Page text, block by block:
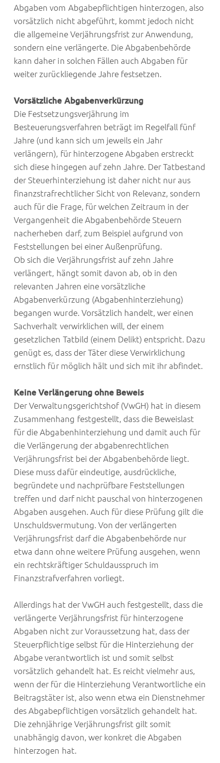
Abgaben vom Abgabepflichtigen hinterzogen, also
vorsätzlich nicht abgeführt, kommt jedoch nicht
die allgemeine Verjährungsfrist zur Anwendung,
sondern eine verlängerte. Die Abgabenbehörde
kann daher in solchen Fällen auch Abgaben für
weiter zurückliegende Jahre festsetzen.
Vorsätzliche Abgabenverkürzung
Die Festsetzungsverjährung im
Besteuerungsverfahren beträgt im Regelfall fünf
Jahre (und kann sich um jeweils ein Jahr
verlängern), für hinterzogene Abgaben erstreckt
sich diese hingegen auf zehn Jahre. Der Tatbestand
der Steuerhinterziehung ist daher nicht nur aus
finanzstrafrechtlicher Sicht von Relevanz, sondern
auch für die Frage, für welchen Zeitraum in der
Vergangenheit die Abgabenbehörde Steuern
nacherheben darf, zum Beispiel aufgrund von
Feststellungen bei einer Außenprüfung.
Ob sich die Verjährungsfrist auf zehn Jahre
verlängert, hängt somit davon ab, ob in den
relevanten Jahren eine vorsätzliche
Abgabenverkürzung (Abgabenhinterziehung)
begangen wurde. Vorsätzlich handelt, wer einen
Sachverhalt verwirklichen will, der einem
gesetzlichen Tatbild (einem Delikt) entspricht. Dazu
genügt es, dass der Täter diese Verwirklichung
ernstlich für möglich hält und sich mit ihr abfindet.
Keine Verlängerung ohne Beweis
Der Verwaltungsgerichtshof (VwGH) hat in diesem
Zusammenhang festgestellt, dass die Beweislast
für die Abgabenhinterziehung und damit auch für
die Verlängerung der abgabenrechtlichen
Verjährungsfrist bei der Abgabenbehörde liegt.
Diese muss dafür eindeutige, ausdrückliche,
begründete und nachprüfbare Feststellungen
treffen und darf nicht pauschal von hinterzogenen
Abgaben ausgehen. Auch für diese Prüfung gilt die
Unschuldsvermutung. Von der verlängerten
Verjährungsfrist darf die Abgabenbehörde nur
etwa dann ohne weitere Prüfung ausgehen, wenn
ein rechtskräftiger Schuldausspruch im
Finanzstrafverfahren vorliegt.
Allerdings hat der VwGH auch festgestellt, dass die
verlängerte Verjährungsfrist für hinterzogene
Abgaben nicht zur Voraussetzung hat, dass der
Steuerpflichtige selbst für die Hinterziehung der
Abgabe verantwortlich ist und somit selbst
vorsätzlich gehandelt hat. Es reicht vielmehr aus,
wenn der für die Hinterziehung Verantwortliche ein
Beitragstäter ist, also wenn etwa ein Dienstnehmer
des Abgabepflichtigen vorsätzlich gehandelt hat.
Die zehnjährige Verjährungsfrist gilt somit
unabhängig davon, wer konkret die Abgaben
hinterzogen hat.